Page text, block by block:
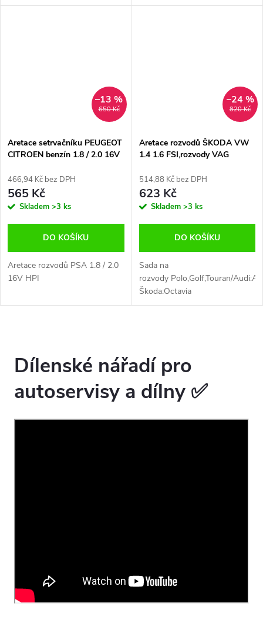
650 Kč
–13 %
Aretace setrvačníku PEUGEOT
CITROEN benzín 1.8 / 2.0 16V
Xsara, Picasso,206, 307, 406
466,94 Kč bez DPH
565 Kč
Skladem >3 ks
DO KOŠÍKU
Aretace rozvodů PSA 1.8 / 2.0
16V HPI
820 Kč
–24 %
Aretace rozvodů ŠKODA VW
1.4 1.6 FSI,rozvody VAG
514,88 Kč bez DPH
623 Kč
Skladem >3 ks
DO KOŠÍKU
Sada na
rozvody Polo,Golf,Touran/
Škoda:Octavia
Dílenské nářadí pro
autoservisy a dílny ✅